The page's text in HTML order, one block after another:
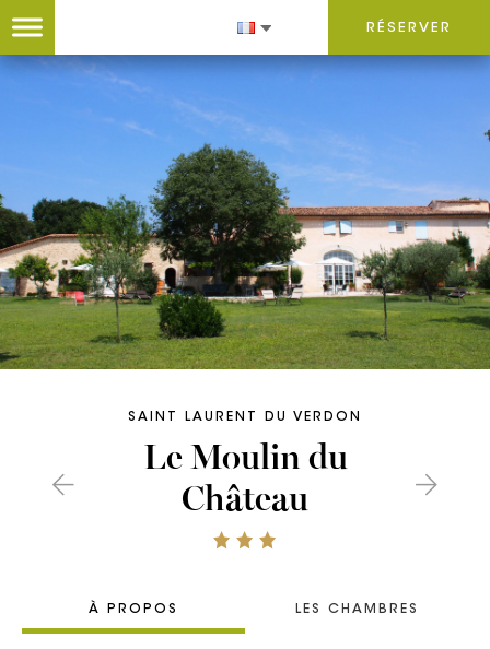
RÉSERVER
SAINT LAURENT DU VERDON
Le Moulin du
Château
À PROPOS LES CHAMBRES